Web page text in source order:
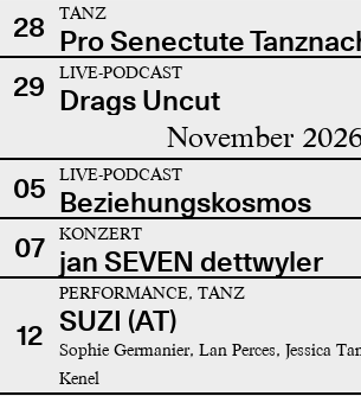
28
TANZ
Pro Senectute
29
LIVE-PODCAST
Drags Uncut
November
05 LIVE-PODCAST
Beziehungskosmos
07
KONZERT
jan SEVEN dettwyler
12
PERFORMANCE, TANZ
SUZI (AT)
Sophie Germanier, Lan Perces, Jessica
Kenel